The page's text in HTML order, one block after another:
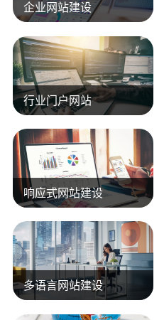
企业网站建设
行业门户网站
响应式网站建设
多语言网站建设